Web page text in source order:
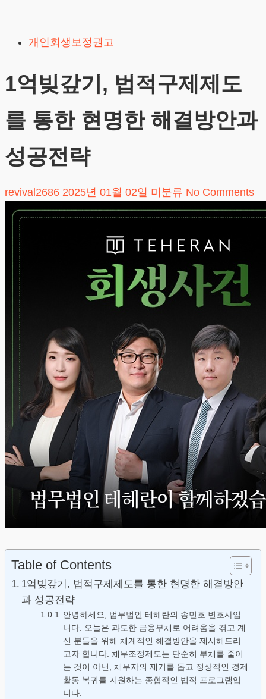
content
개인회생보정권고
1억빚갚기, 법적구제제도
를 통한 현명한 해결방안과
성공전략
revival2686 2025년 01월 02일 미분류 No Comments
Table of Contents
1억빚갚기, 법적구제제도를 통한 현명한 해결방안
과 성공전략
안녕하세요, 법무법인 테헤란의 송민호 변호사입
니다. 오늘은 과도한 금융부채로 어려움을 겪고 계
신 분들을 위해 체계적인 해결방안을 제시해드리
고자 합니다. 채무조정제도는 단순히 부채를 줄이
는 것이 아닌, 채무자의 재기를 돕고 정상적인 경제
활동 복귀를 지원하는 종합적인 법적 프로그램입
니다.